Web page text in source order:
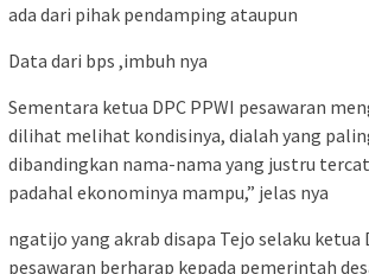
ada dari pihak pendamping ataupun
Data dari bps ,imbuh nya
Sementara ketua DPC PPWI pesawaran
dilihat melihat kondisinya, dialah yang
dibandingkan nama-nama yang justru
padahal ekonominya mampu,” jelas nya
ngatijo yang akrab disapa Tejo selaku ketua
pesawaran berharap kepada pemerintah